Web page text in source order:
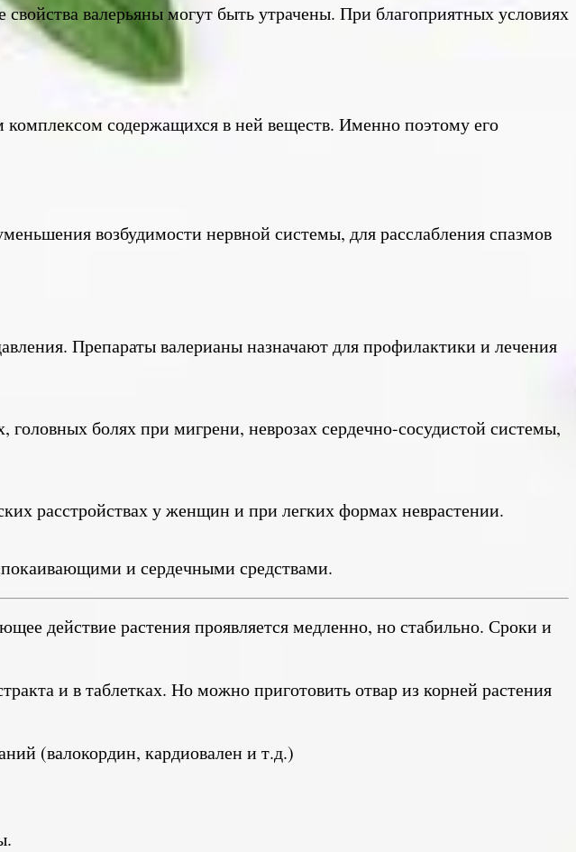
валерьяны могут быть утрачены. При благоприятных условиях
содержащихся в ней веществ. Именно поэтому его
возбудимости нервной системы, для расслабления спазмов
Препараты валерианы назначают для профилактики и лечения
болях при мигрени, неврозах сердечно-сосудистой системы,
расстройствах у женщин и при легких формах неврастении.
и сердечными средствами.
действие растения проявляется медленно, но стабильно. Сроки и
и в таблетках. Но можно приготовить отвар из корней растения
(валокордин, кардиовален и т.д.)